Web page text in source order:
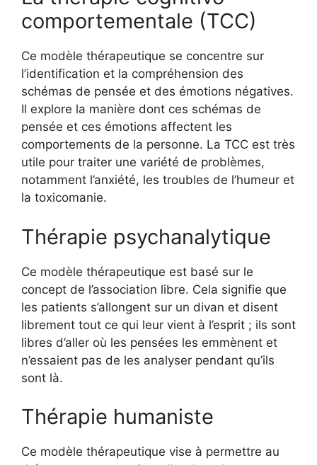
comportementale (TCC)
Ce modèle thérapeutique se concentre sur
l’identification et la compréhension des
schémas de pensée et des émotions négatives.
Il explore la manière dont ces schémas de
pensée et ces émotions affectent les
comportements de la personne. La TCC est très
utile pour traiter une variété de problèmes,
notamment l’anxiété, les troubles de l’humeur et
la toxicomanie.
Thérapie psychanalytique
Ce modèle thérapeutique est basé sur le
concept de l’association libre. Cela signifie que
les patients s’allongent sur un divan et disent
librement tout ce qui leur vient à l’esprit ; ils sont
libres d’aller où les pensées les emmènent et
n’essaient pas de les analyser pendant qu’ils
sont là.
Thérapie humaniste
Ce modèle thérapeutique vise à permettre au